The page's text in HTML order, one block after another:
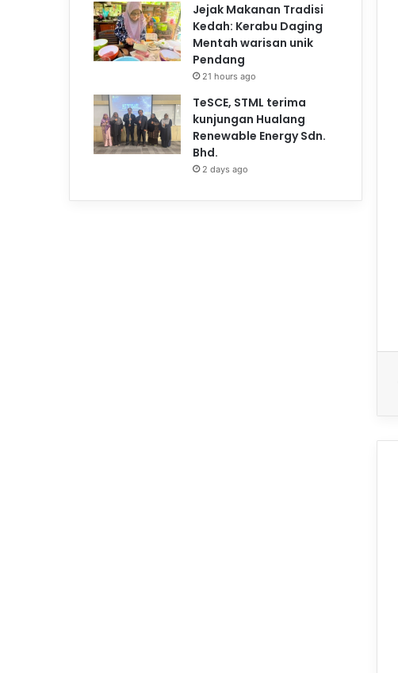
Jejak Makanan Tradisi
Kedah: Kerabu Daging
Mentah warisan unik
Pendang
21 hours ago
TeSCE, STML terima
kunjungan Hualang
Renewable Energy Sdn.
Bhd.
2 days ago